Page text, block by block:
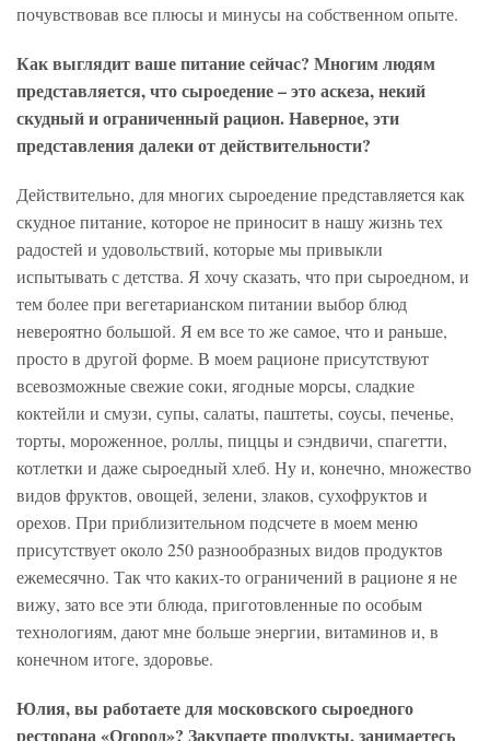
почувствовав все плюсы и минусы на собственном опыте.
Как выглядит ваше питание сейчас? Многим людям
представляется, что сыроедение – это аскеза, некий
скудный и ограниченный рацион. Наверное, эти
представления далеки от действительности?
Действительно, для многих сыроедение представляется как
скудное питание, которое не приносит в нашу жизнь тех
радостей и удовольствий, которые мы привыкли
испытывать с детства. Я хочу сказать, что при сыроедном, и
тем более при вегетарианском питании выбор блюд
невероятно большой. Я ем все то же самое, что и раньше,
просто в другой форме. В моем рационе присутствуют
всевозможные свежие соки, ягодные морсы, сладкие
коктейли и смузи, супы, салаты, паштеты, соусы, печенье,
торты, мороженное, роллы, пиццы и сэндвичи, спагетти,
котлетки и даже сыроедный хлеб. Ну и, конечно, множество
видов фруктов, овощей, зелени, злаков, сухофруктов и
орехов. При приблизительном подсчете в моем меню
присутствует около 250 разнообразных видов продуктов
ежемесячно. Так что каких-то ограничений в рационе я не
вижу, зато все эти блюда, приготовленные по особым
технологиям, дают мне больше энергии, витаминов и, в
конечном итоге, здоровье.
Юлия, вы работаете для московского сыроедного
ресторана «Огород»? Закупаете продукты, занимаетесь